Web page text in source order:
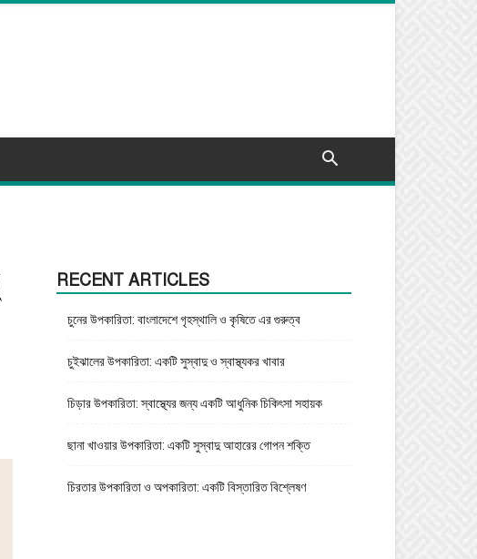
RECENT ARTICLES
চুনের উপকারিতা: বাংলাদেশে গৃহস্থালি ও কৃষিতে এর গুরুত্ব
চুইঝালের উপকারিতা: একটি সুস্বাদু ও স্বাস্থ্যকর খাবার
চিড়ার উপকারিতা: স্বাস্থ্যের জন্য একটি আধুনিক চিকিৎসা সহায়ক
ছানা খাওয়ার উপকারিতা: একটি সুস্বাদু আহারের গোপন শক্তি
চিরতার উপকারিতা ও অপকারিতা: একটি বিস্তারিত বিশ্লেষণ